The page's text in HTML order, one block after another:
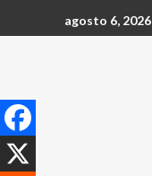
agosto 6, 2026